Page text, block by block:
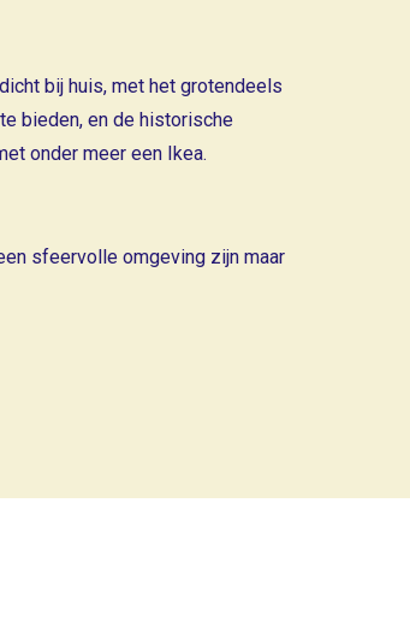
bij huis, met het grotendeels
bieden, en de historische
onder meer een Ikea.
sfeervolle omgeving zijn maar